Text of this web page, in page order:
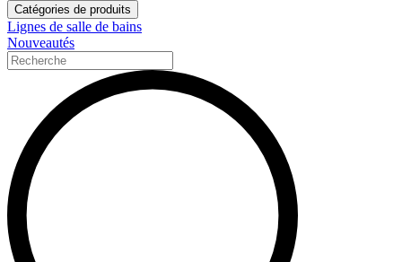
Catégories de produits
Lignes de salle de bains
Nouveautés